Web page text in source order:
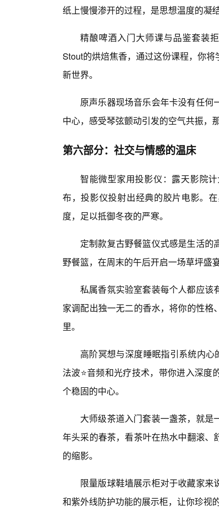
纸上慢慢渗开的过程，是思想温度的凝
精酿啤酒入门大师课与品鉴套装
Stout的烘焙焦香，通过这份课程，你
新世界。
原声乐器现场音乐会年卡没有任
中心，感受琴弦颤动引发的空气共振，
第六部分：社交与情感的温床
智能微型家用投影仪：露天影院
布，投影仪投射出经典的胶片电影。
度，足以抵御冬夜的严寒。
定制款复古野餐篮仪式感是生活
野餐篮，在周末的午后开启一场草坪盛
私属香氛实验室套装每个人都应该
家调配出独一无二的香水，将你的性
里。
高阶冥想与深度睡眠指引系统内心
法波⭐音频和光疗技术，带你进入深
个稳固的中心。
大师级茶道入门套装一盏茶，就
年头采的春茶，看茶叶在热水中翻滚
的缩影。
限量版球鞋墙展示柜对于收藏家
和紫外线防护功能的展示柜，让你珍视